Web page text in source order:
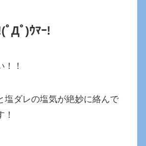
ﾟДﾟ)ｳﾏｰ!
！！
塩ダレの塩気が絶妙に絡んで